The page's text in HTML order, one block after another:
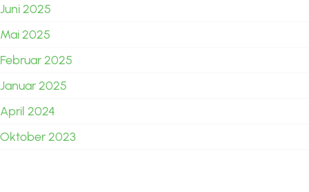
Juni 2025
Mai 2025
Februar 2025
Januar 2025
April 2024
Oktober 2023